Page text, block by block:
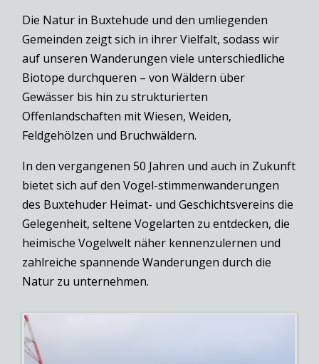
Die Natur in Buxtehude und den umliegenden
Gemeinden zeigt sich in ihrer Vielfalt, sodass wir
auf unseren Wanderungen viele unterschiedliche
Biotope durchqueren – von Wäldern über
Gewässer bis hin zu strukturierten
Offenlandschaften mit Wiesen, Weiden,
Feldgehölzen und Bruchwäldern.
In den vergangenen 50 Jahren und auch in Zukunft
bietet sich auf den Vogel-stimmenwanderungen
des Buxtehuder Heimat- und Geschichtsvereins die
Gelegenheit, seltene Vogelarten zu entdecken, die
heimische Vogelwelt näher kennenzulernen und
zahlreiche spannende Wanderungen durch die
Natur zu unternehmen.